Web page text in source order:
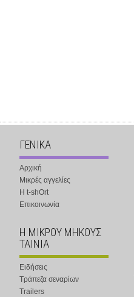
ΓΕΝΙΚΑ
Αρχική
Μικρές αγγελίες
Η t-shOrt
Επικοινωνία
Η ΜΙΚΡΟΥ ΜΗΚΟΥΣ
ΤΑΙΝΙΑ
Ειδήσεις
Τράπεζα σεναρίων
Trailers